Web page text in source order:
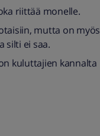
riittää monelle.
mutta on myös
silti ei saa.
kuluttajien kannalta